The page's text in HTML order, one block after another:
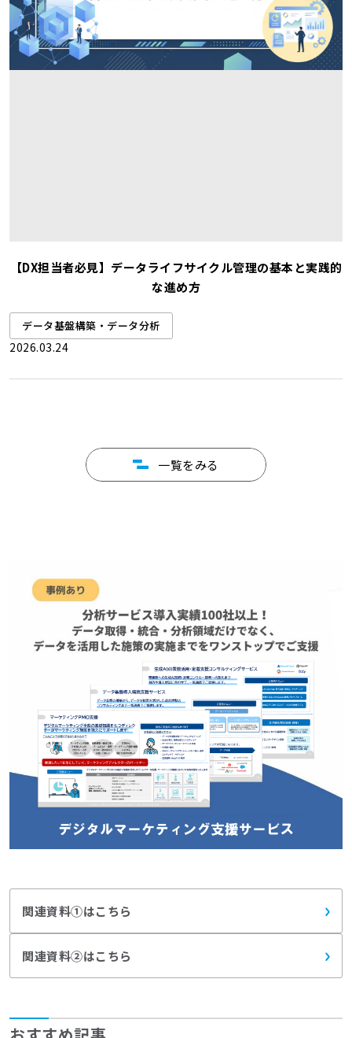
【DX担当者必見】データライフサイクル管理の基本と実践的
な進め方
データ基盤構築・データ分析
2026.03.24
一覧をみる
関連資料①はこちら
関連資料②はこちら